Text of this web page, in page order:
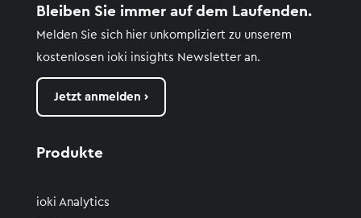
Bleiben Sie immer auf dem Laufenden.
Melden Sie sich hier unkompliziert zu unserem
kostenlosen ioki insights Newsletter an.
Jetzt anmelden ›
Produkte
ioki Analytics